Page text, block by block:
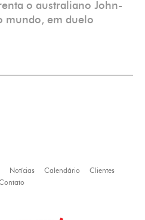
o australiano John-
mundo, em duelo
Notícias Calendário
Clientes